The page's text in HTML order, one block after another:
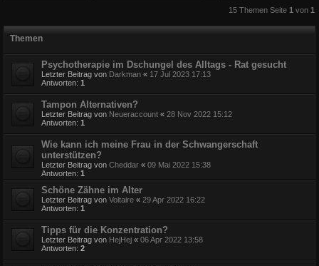
15 Themen Seite 1 von 1
Themen
Psychotherapie im Dschungel des Alltags - Rat gesucht
Letzter Beitrag von Darkman « 17 Jul 2023 17:13
Antworten: 1
Tampon Alternativen?
Letzter Beitrag von Neueraccount « 28 Nov 2022 15:12
Antworten: 1
Wie kann ich meine Frau in der Schwangerschaft
unterstützen?
Letzter Beitrag von Cheddar « 09 Mai 2022 15:38
Antworten: 1
Schöne Zähne im Alter
Letzter Beitrag von Voltaire « 29 Apr 2022 16:22
Antworten: 1
Tipps für die Konzentration?
Letzter Beitrag von HejHej « 06 Apr 2022 13:58
Antworten: 2